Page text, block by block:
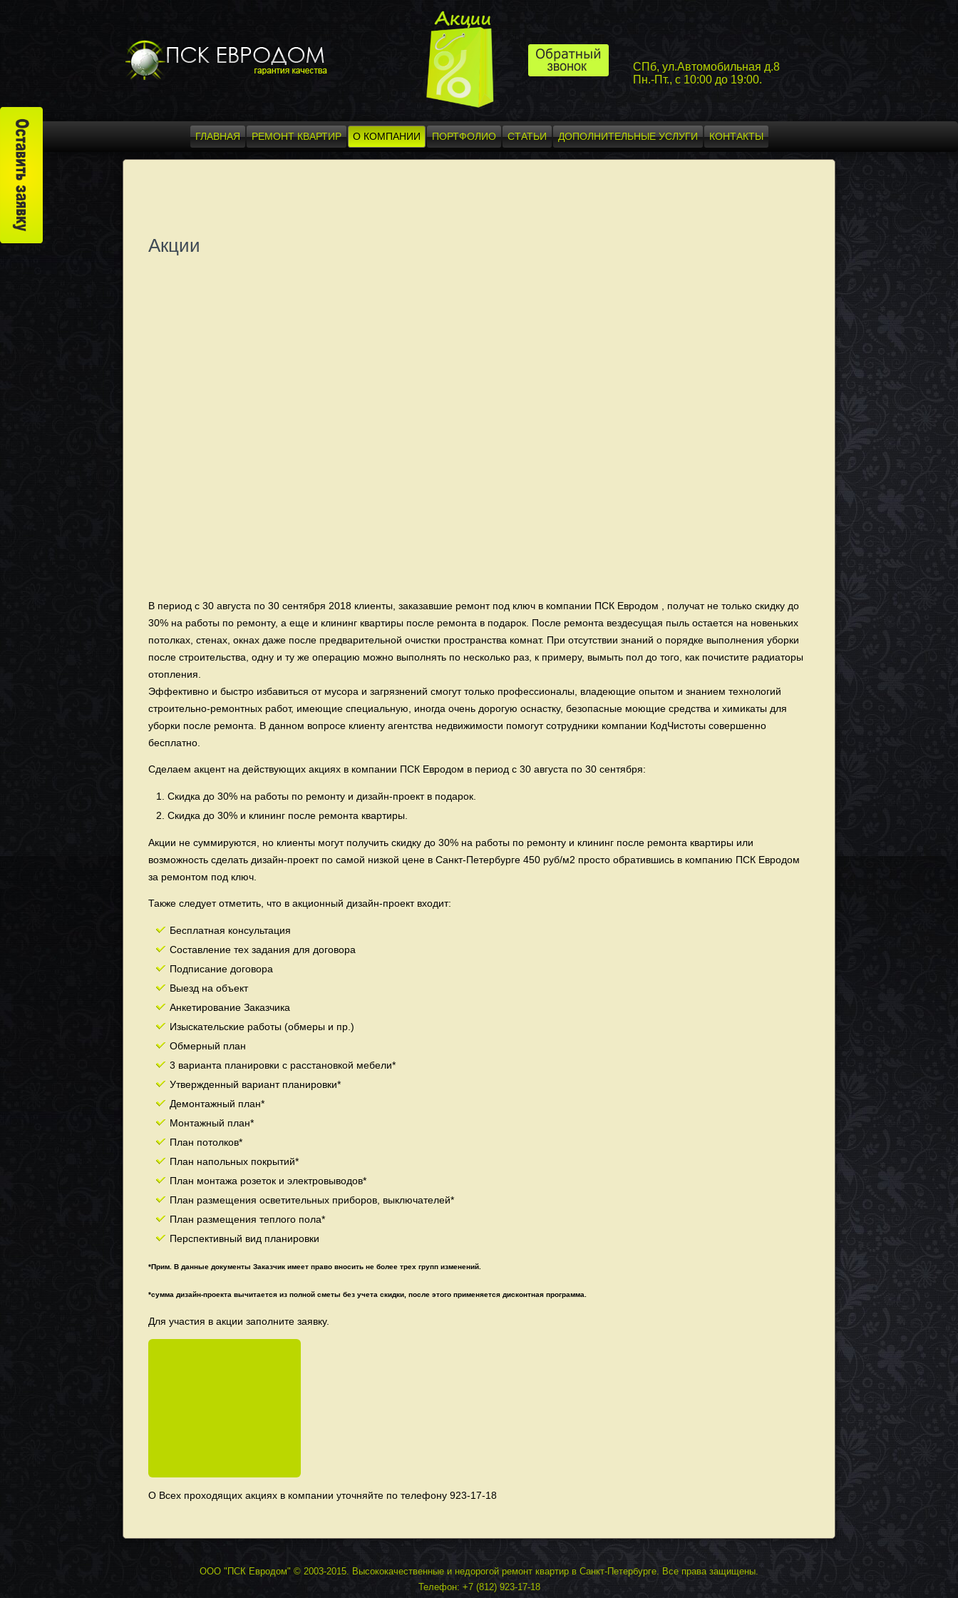
СПб, ул.Автомобильная д.8
Пн.-Пт., с 10:00 до 19:00.
ГЛАВНАЯ РЕМОНТ КВАРТИР О КОМПАНИИ ПОРТФОЛИО СТАТЬИ ДОПОЛНИТЕЛЬНЫЕ УСЛУГИ КОНТАКТЫ
Акции
В период с 30 августа по 30 сентября 2018 клиенты, заказавшие ремонт под ключ в компании ПСК Евродом , получат не только скидку до
30% на работы по ремонту, а еще и клининг квартиры после ремонта в подарок. После ремонта вездесущая пыль остается на новеньких
потолках, стенах, окнах даже после предварительной очистки пространства комнат. При отсутствии знаний о порядке выполнения уборки
после строительства, одну и ту же операцию можно выполнять по несколько раз, к примеру, вымыть пол до того, как почистите радиаторы
отопления.
Эффективно и быстро избавиться от мусора и загрязнений смогут только профессионалы, владеющие опытом и знанием технологий
строительно-ремонтных работ, имеющие специальную, иногда очень дорогую оснастку, безопасные моющие средства и химикаты для
уборки после ремонта. В данном вопросе клиенту агентства недвижимости помогут сотрудники компании КодЧистоты совершенно
бесплатно.
Сделаем акцент на действующих акциях в компании ПСК Евродом в период с 30 августа по 30 сентября:
Скидка до 30% на работы по ремонту и дизайн-проект в подарок.
Скидка до 30% и клининг после ремонта квартиры.
Акции не суммируются, но клиенты могут получить скидку до 30% на работы по ремонту и клининг после ремонта квартиры или
возможность сделать дизайн-проект по самой низкой цене в Санкт-Петербурге 450 руб/м2 просто обратившись в компанию ПСК Евродом
за ремонтом под ключ.
Также следует отметить, что в акционный дизайн-проект входит:
Бесплатная консультация
Составление тех задания для договора
Подписание договора
Выезд на объект
Анкетирование Заказчика
Изыскательские работы (обмеры и пр.)
Обмерный план
3 варианта планировки с расстановкой мебели*
Утвержденный вариант планировки*
Демонтажный план*
Монтажный план*
План потолков*
План напольных покрытий*
План монтажа розеток и электровыводов*
План размещения осветительных приборов, выключателей*
План размещения теплого пола*
Перспективный вид планировки
*Прим. В данные документы Заказчик имеет право вносить не более трех групп изменений.
*сумма дизайн-проекта вычитается из полной сметы без учета скидки, после этого применяется дисконтная программа.
Для участия в акции заполните заявку.
О Всех проходящих акциях в компании уточняйте по телефону 923-17-18
ООО "ПСК Евродом" © 2003-2015. Высококачественные и недорогой ремонт квартир в Санкт-Петербурге. Все права защищены.
Телефон: +7 (812) 923-17-18